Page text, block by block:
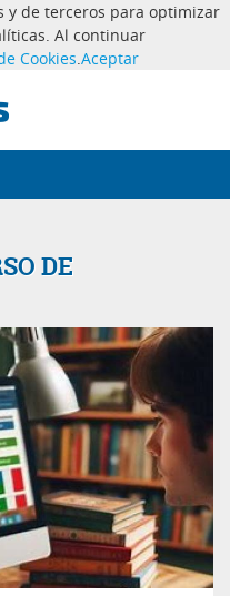
y de terceros para optimizar
Al continuar
Cookies.Aceptar
DE